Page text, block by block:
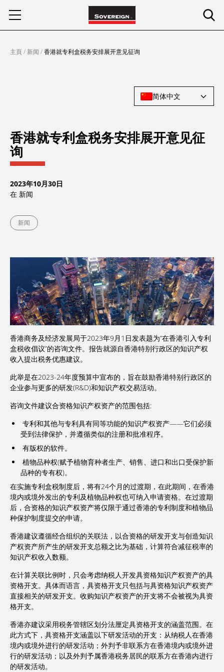
主頁/ 新闻 /香港就专利盒税务安排展开意见征询
简体中文
香港就专利盒税务安排展开意见征
询
2023年10月30日
在 新闻
新闻
香港商务及经济发展局于2023年9月1日发表题为“在香港引入专利
盒税收倡议”的咨询文件。报告就源自香港特别行政区的知识产权
收入提出税务优惠建议。
此举是在2023-24年度预算中宣布的，旨在鼓励香港特别行政区的
企业参与更多的研发(R&D)和知识产权交易活动。
咨询文件建议合资格知识产权资产的范围包括:
专利和其他与专利具有同等功能的知识产权资产——它们必须
受到法律保护，并遵循类似的注册和批准程序。
有版权的软件。
植物品种权(赋予植物育种者生产、销售、进口和出口受保护新
品种的专有权)。
在实施专利盒税制度后，将有24个月的过渡期，在此期间，在香港
境内或境外发出的专利及植物品种权也可纳入申请资格。在过渡期
后，合资格的知识产权资产将仅限于通过香港的专利制度和植物品
种保护制度提交的申请。
香港建议遵循经合组织的关联法，以合资格的研发开支与创造知识
产权资产所产生的研发开支总额之比为基础，计算符合减征税率的
知识产权收入数额。
在计算关联比例时，只会考虑纳税人开发具资格知识产权资产的具
资格开支。具体而语言，具资格开支只包括与具资格知识产权资产
直接相关的研发开支。收购知识产权资产的开支将不会被视为具资
格开支。
香港亦建议采用税务管辖区划分法厘定具资格开支的涵盖范围。在
此方式下，具资格开支涵盖以下研发活动的开支：从纳税人在香港
境内或境外进行的研发活动；外判予非联系方在香港境内或境外进
行的研发活动；以及外判予属香港税务居民的联系方在香港内进行
的研发活动。